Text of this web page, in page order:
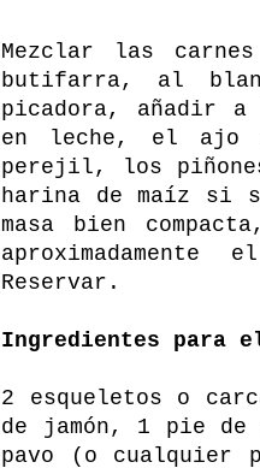
Mezclar las
butifarra, al
picadora, añadir a
en leche, el ajo
perejil, los
harina de maíz si
masa bien
Reservar.
Ingredientes para
2 esqueletos o
de jamón, 1 pie
pavo (o cualquier